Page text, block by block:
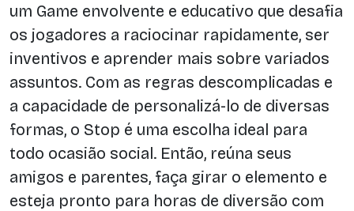
um Game envolvente e educativo que desafia
os jogadores a raciocinar rapidamente, ser
inventivos e aprender mais sobre variados
assuntos. Com as regras descomplicadas e
a capacidade de personalizá-lo de diversas
formas, o Stop é uma escolha ideal para
todo ocasião social. Então, reúna seus
amigos e parentes, faça girar o elemento e
esteja pronto para horas de diversão com